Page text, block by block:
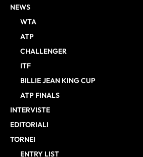
NEWS
WTA
ATP
CHALLENGER
ITF
BILLIE JEAN KING CUP
ATP FINALS
INTERVISTE
EDITORIALI
TORNEI
ENTRY LIST